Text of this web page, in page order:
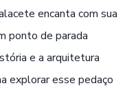
encanta com sua
ponto de parada
e a arquitetura
explorar esse pedaço